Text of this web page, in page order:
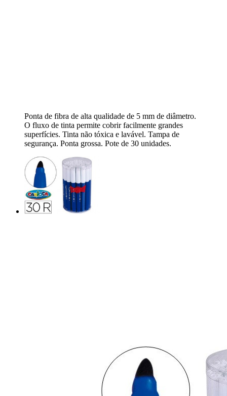
Ponta de fibra de alta qualidade de 5 mm de diâmetro.
O fluxo de tinta permite cobrir facilmente grandes
superfícies. Tinta não tóxica e lavável. Tampa de
segurança. Ponta grossa. Pote de 30 unidades.